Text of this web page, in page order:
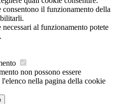
il funzionamento della
al funzionamento potete
.
non possono essere
nella pagina della cookie